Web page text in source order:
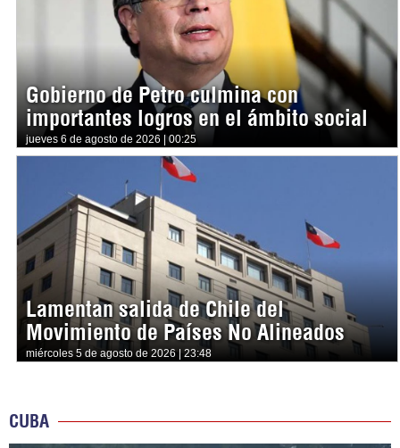
Gobierno de Petro culmina con
importantes logros en el ámbito social
jueves 6 de agosto de 2026 | 00:25
Lamentan salida de Chile del
Movimiento de Países No Alineados
miércoles 5 de agosto de 2026 | 23:48
CUBA